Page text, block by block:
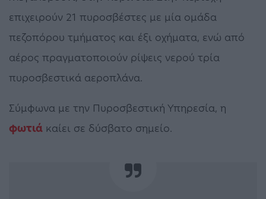
επιχειρούν 21 πυροσβέστες με μία ομάδα
πεζοπόρου τμήματος και έξι οχήματα, ενώ από
αέρος πραγματοποιούν ρίψεις νερού τρία
πυροσβεστικά αεροπλάνα.
Σύμφωνα με την Πυροσβεστική Υπηρεσία, η
φωτιά καίει σε δύσβατο σημείο.